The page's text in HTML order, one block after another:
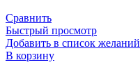
Сравнить
Быстрый просмотр
Добавить в список желаний
Количество
В корзину